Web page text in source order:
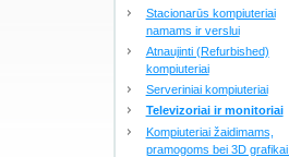
Stacionarūs kompiuteriai
namams ir verslui
Atnaujinti (Refurbished)
kompiuteriai
Serveriniai kompiuteriai
Televizoriai ir monitoriai
Kompiuteriai žaidimams,
pramogoms bei 3D grafikai.